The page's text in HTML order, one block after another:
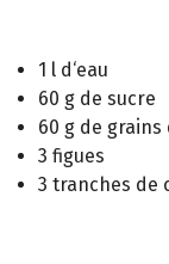
1 l d‘eau
60 g de sucre
60 g de
3 figues
3 tranches de